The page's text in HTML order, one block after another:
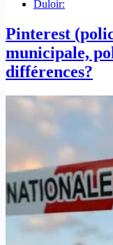
Duloir:
Pinterest
municipale,
différences?